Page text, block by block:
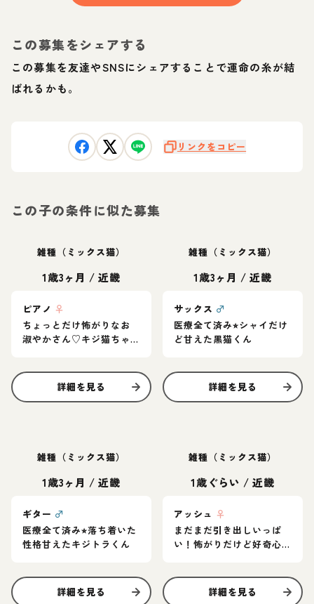
この募集をシェアする
この募集を友達やSNSにシェアすることで運命の糸が結
ばれるかも。
リンクをコピー
この子の条件に似た募集
雑種（ミックス猫）
1歳3ヶ月 /近畿
ピアノ ♀
ちょっとだけ怖がりなお
淑やかさん♡キジ猫ちゃ
詳細を見る
雑種（ミックス猫）
1歳3ヶ月 /近畿
サックス ♂
医療全て済み⭐︎シャイだけ
ど甘えた黒猫くん
詳細を見る
雑種（ミックス猫）
1歳3ヶ月 /近畿
ギター ♂
医療全て済み⭐︎落ち着いた
性格甘えたキジトラくん
詳細を見る
雑種（ミックス猫）
1歳ぐらい /近畿
アッシュ ♀
まだまだ引き出しいっぱ
い！怖がりだけど好奇心
詳細を見る